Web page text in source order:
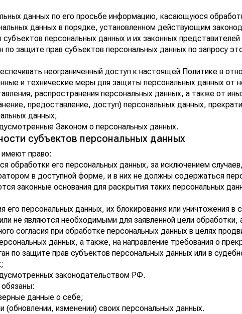
данных по его просьбе информацию, касающуюся
данных в порядке, установленном действующим
персональных данных и их законных
защите прав субъектов персональных данных по запросу
неограниченный доступ к настоящей Политике в
и технические меры для защиты персональных данных от
распространения персональных данных, а также от
предоставление, доступ) персональных данных,
данных;
Законом о персональных данных.
субъектов персональных данных
право:
обработки его персональных данных, за исключением
в доступной форме, и в них не должны содержаться
законные основания для раскрытия таких персональных
его персональных данных, их блокирования или уничтожения
не являются необходимыми для заявленной цели
согласия при обработке персональных данных в целях
данных, а также, на направление требования о
по защите прав субъектов персональных данных или в
законодательством РФ.
данные о себе;
изменении) своих персональных данных.